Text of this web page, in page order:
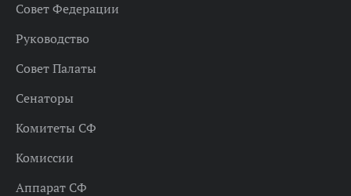
Совет Федерации
Руководство
Совет Палаты
Сенаторы
Комитеты СФ
Комиссии
Аппарат СФ